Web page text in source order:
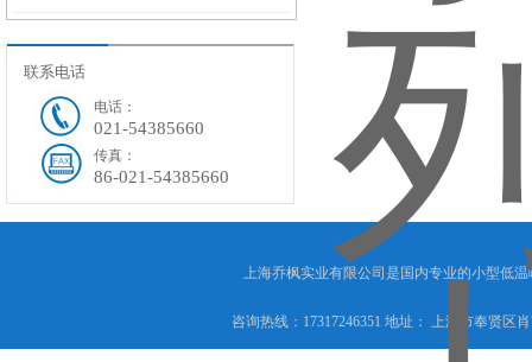
联系电话
电话：
021-54385660
传真：
86-021-54385660
上海乔枫实业有限公司是国内专业的小型低
咨询热线：17317246351 地址： 上海市奉贤区